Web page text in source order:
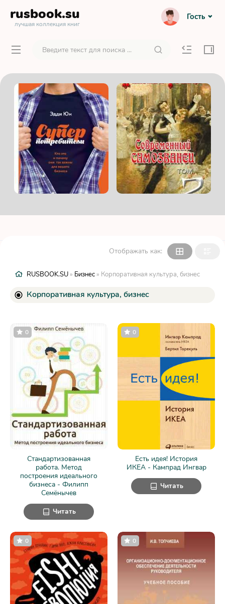
rusbook.su
лучшая коллекция книг
Гость
Отображать как:
RUSBOOK.SU » Бизнес » Корпоративная культура, бизнес
Корпоративная культура, бизнес
Стандартизованная
работа. Метод
построения идеального
бизнеса - Филипп
Семёнычев
0
Читать
Есть идея! История
ИКЕА - Кампрад Ингвар
0
Читать
0 0